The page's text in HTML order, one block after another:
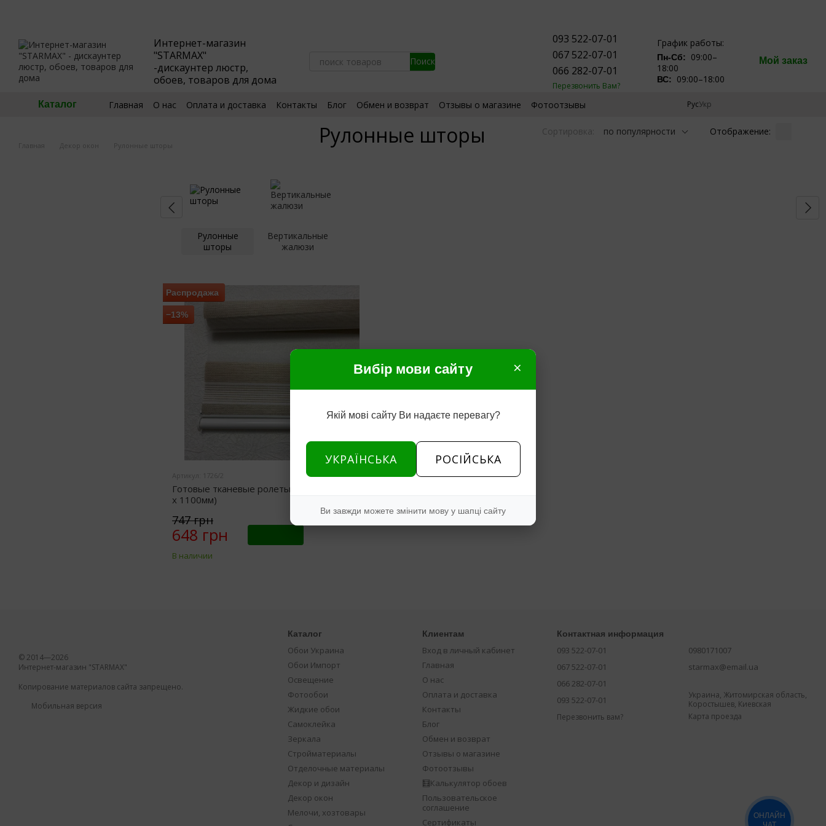
Интернет-магазин
"STARMAX"
-дискаунтер люстр,
обоев, товаров для дома
093 522-07-01
067 522-07-01
066 282-07-01
Перезвонить Вам?
График работы:
Пн-Сб:
09:00–
18:00
ВС: 09:00–18:00
Мой заказ
Каталог Главная О нас Оплата и доставка Контакты Блог Обмен и возврат Отзывы о магазине
Фотоотзывы
РусУкр
Главная Декор окон Рулонные шторы Рулонные шторы Сортировка: по популярности Отображение:
Рулонные
шторы
Вертикальные
жалюзи
Распродажа
−13%
Артикул: 1726/2
Готовые тканевые ролеты день и ночь (500
x 1100мм)
747 грн
648 грн
В наличии
© 2014—2026
Интернет-магазин "STARMAX"
Копирование материалов сайта запрещено.
Мобильная версия
Каталог
Обои Украина
Обои Импорт
Освещение
Фотообои
Жидкие обои
Самоклейка
Зеркала
Стройматериалы
Отделочные материалы
Декор и дизайн
Декор окон
Мелочи, хозтовары
Клиентам
Вход в личный кабинет
Главная
О нас
Оплата и доставка
Контакты
Блог
Обмен и возврат
Отзывы о магазине
Фотоотзывы
🧮Калькулятор обоев
Пользовательское
соглашение
Сертификаты
Контактная информация
093 522-07-01
067 522-07-01
066 282-07-01
093 522-07-01
Перезвонить вам?
0980171007
starmax@email.ua
Украина, Житомирская область,
Коростышев, Киевская
Карта проезда
ОНЛАЙН
Вибір мови сайту ×
Якій мові сайту Ви надаєте перевагу?
УКРАЇНСЬКА РОСІЙСЬКА
Ви завжди можете змінити мову у шапці сайту